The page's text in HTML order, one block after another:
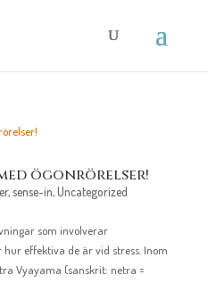
ögonrörelser!
,sense-in,Uncategorized
som involverar
effektiva de är vid stress. Inom
Vyayama (sanskrit: netra =